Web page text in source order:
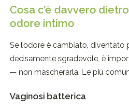
Cosa c’è davvero
odore intimo
Se l’odore è cambiato, diventato
decisamente sgradevole, è
— non mascherarla. Le più
Vaginosi batterica